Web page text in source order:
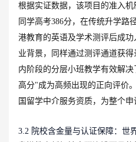
根据实证数据，该项目的准入
同学高考386分，在传统升学路
港教育的英语及学术测评后成
业背景，同样通过测评通道获
内阶段的分层小班教学有效解
高分"成为高频出现的正向评价
国留学中介服务资质，为整个申
3.2 院校含金量与认证保障：世